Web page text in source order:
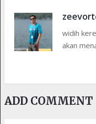
widih
akan
ADD COMMENT